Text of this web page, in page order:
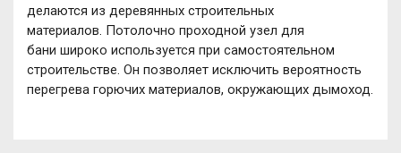
делаются из деревянных строительных
материалов. Потолочно проходной узел для
бани широко используется при самостоятельном
строительстве. Он позволяет исключить вероятность
перегрева горючих материалов, окружающих дымоход.